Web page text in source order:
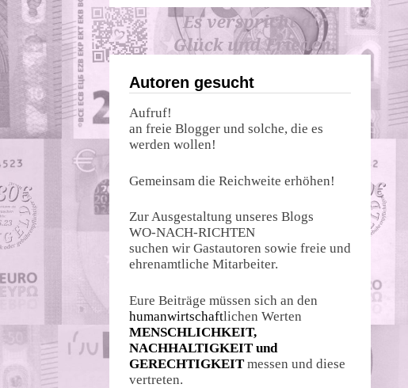
um
die
Lautstärke
zu
Autoren gesucht
Aufruf!
an freie Blogger und solche, die es
werden wollen!
Gemeinsam die Reichweite erhöhen!
Zur Ausgestaltung unseres Blogs
WO-NACH-RICHTEN
suchen wir Gastautoren sowie freie und
ehrenamtliche Mitarbeiter.
Eure Beiträge müssen sich an den
humanwirtschaftlichen Werten
MENSCHLICHKEIT,
NACHHALTIGKEIT und
GERECHTIGKEIT messen und diese
vertreten.